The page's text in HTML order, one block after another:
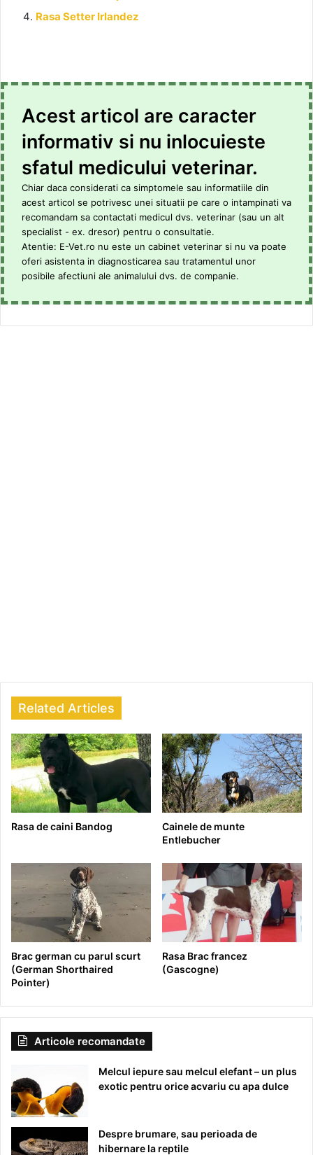
Rasa Setter Irlandez
Acest articol are caracter
informativ si nu inlocuieste
sfatul medicului veterinar.
Chiar daca considerati ca simptomele sau informatiile din
acest articol se potrivesc unei situatii pe care o intampinati va
recomandam sa contactati medicul dvs. veterinar (sau un alt
specialist - ex. dresor) pentru o consultatie.
Atentie: E-Vet.ro nu este un cabinet veterinar si nu va poate
oferi asistenta in diagnosticarea sau tratamentul unor
posibile afectiuni ale animalului dvs. de companie.
Related Articles
Rasa de caini Bandog
Cainele de munte
Entlebucher
Brac german cu parul scurt
(German Shorthaired
Pointer)
Rasa Brac francez
(Gascogne)
Articole recomandate
Melcul iepure sau melcul elefant – un plus
exotic pentru orice acvariu cu apa dulce
Despre brumare, sau perioada de
hibernare la reptile